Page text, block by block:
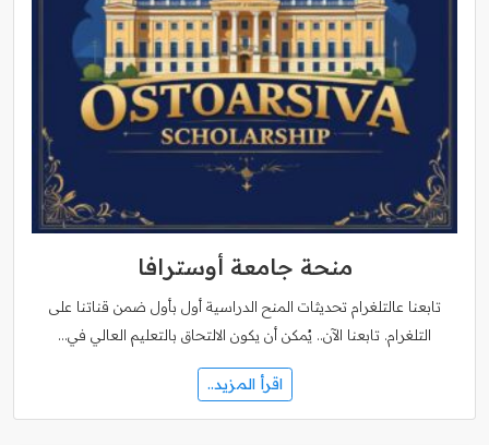
منحة جامعة أوسترافا
تابعنا عالتلغرام تحديثات المنح الدراسية أول بأول ضمن قناتنا على
التلغرام. تابعنا الآن.. يُمكن أن يكون الالتحاق بالتعليم العالي في…
اقرأ المزيد..